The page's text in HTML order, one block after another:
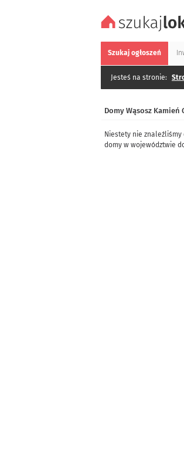
Szukaj ogłoszeń
Jesteś na stronie:
Domy Wąsosz
Niestety nie
domy w województwie